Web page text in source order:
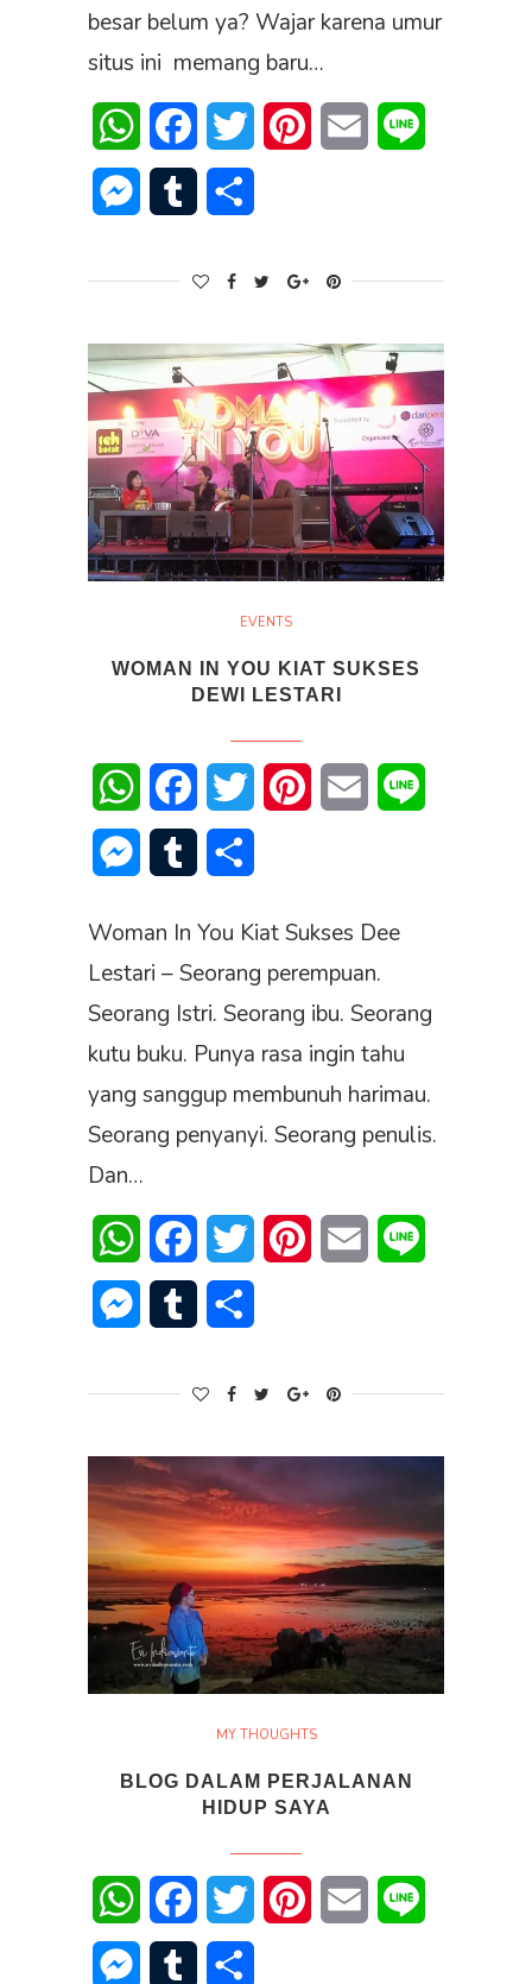
besar belum ya? Wajar karena umur
situs ini memang baru…
WhatsAppFacebookTwitter PinterestEmail
Messenger
Tumblr
EVENTS
WOMAN IN YOU KIAT SUKSES
DEWI LESTARI
WhatsAppFacebookTwitter PinterestEmail
Messenger
Tumblr
Woman In You Kiat Sukses Dee
Lestari – Seorang perempuan.
Seorang Istri. Seorang ibu. Seorang
kutu buku. Punya rasa ingin tahu
yang sanggup membunuh harimau.
Seorang penyanyi. Seorang penulis.
Dan…
WhatsAppFacebookTwitter PinterestEmail
Messenger
Tumblr
MY THOUGHTS
BLOG DALAM PERJALANAN
HIDUP SAYA
WhatsAppFacebookTwitter PinterestEmail
Messenger
Tumblr